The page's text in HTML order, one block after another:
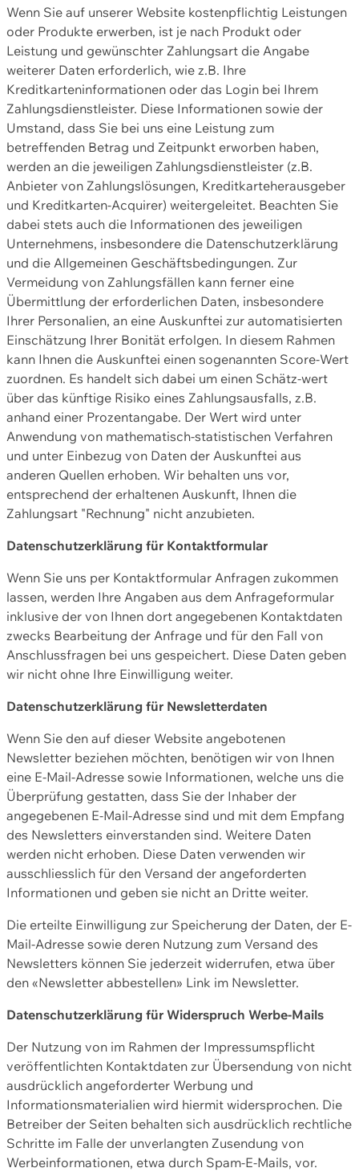
Wenn Sie auf unserer Website kostenpflichtig Leistungen
oder Produkte erwerben, ist je nach Produkt oder
Leistung und gewünschter Zahlungsart die Angabe
weiterer Daten erforderlich, wie z.B. Ihre
Kreditkarteninformationen oder das Login bei Ihrem
Zahlungsdienstleister. Diese Informationen sowie der
Umstand, dass Sie bei uns eine Leistung zum
betreffenden Betrag und Zeitpunkt erworben haben,
werden an die jeweiligen Zahlungsdienstleister (z.B.
Anbieter von Zahlungslösungen, Kreditkarteherausgeber
und Kreditkarten-Acquirer) weitergeleitet. Beachten Sie
dabei stets auch die Informationen des jeweiligen
Unternehmens, insbesondere die Datenschutzerklärung
und die Allgemeinen Geschäftsbedingungen. Zur
Vermeidung von Zahlungsfällen kann ferner eine
Übermittlung der erforderlichen Daten, insbesondere
Ihrer Personalien, an eine Auskunftei zur automatisierten
Einschätzung Ihrer Bonität erfolgen. In diesem Rahmen
kann Ihnen die Auskunftei einen sogenannten Score-Wert
zuordnen. Es handelt sich dabei um einen Schätz-wert
über das künftige Risiko eines Zahlungsausfalls, z.B.
anhand einer Prozentangabe. Der Wert wird unter
Anwendung von mathematisch-statistischen Verfahren
und unter Einbezug von Daten der Auskunftei aus
anderen Quellen erhoben. Wir behalten uns vor,
entsprechend der erhaltenen Auskunft, Ihnen die
Zahlungsart "Rechnung" nicht anzubieten.
Datenschutzerklärung für Kontaktformular
Wenn Sie uns per Kontaktformular Anfragen zukommen
lassen, werden Ihre Angaben aus dem Anfrageformular
inklusive der von Ihnen dort angegebenen Kontaktdaten
zwecks Bearbeitung der Anfrage und für den Fall von
Anschlussfragen bei uns gespeichert. Diese Daten geben
wir nicht ohne Ihre Einwilligung weiter.
Datenschutzerklärung für Newsletterdaten
Wenn Sie den auf dieser Website angebotenen
Newsletter beziehen möchten, benötigen wir von Ihnen
eine E-Mail-Adresse sowie Informationen, welche uns die
Überprüfung gestatten, dass Sie der Inhaber der
angegebenen E-Mail-Adresse sind und mit dem Empfang
des Newsletters einverstanden sind. Weitere Daten
werden nicht erhoben. Diese Daten verwenden wir
ausschliesslich für den Versand der angeforderten
Informationen und geben sie nicht an Dritte weiter.
Die erteilte Einwilligung zur Speicherung der Daten, der E-
Mail-Adresse sowie deren Nutzung zum Versand des
Newsletters können Sie jederzeit widerrufen, etwa über
den «Newsletter abbestellen» Link im Newsletter.
Datenschutzerklärung für Widerspruch Werbe-Mails
Der Nutzung von im Rahmen der Impressumspflicht
veröffentlichten Kontaktdaten zur Übersendung von nicht
ausdrücklich angeforderter Werbung und
Informationsmaterialien wird hiermit widersprochen. Die
Betreiber der Seiten behalten sich ausdrücklich rechtliche
Schritte im Falle der unverlangten Zusendung von
Werbeinformationen, etwa durch Spam-E-Mails, vor.